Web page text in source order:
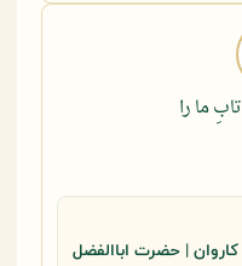
ما را
کاروان | حضرت اباالفضل